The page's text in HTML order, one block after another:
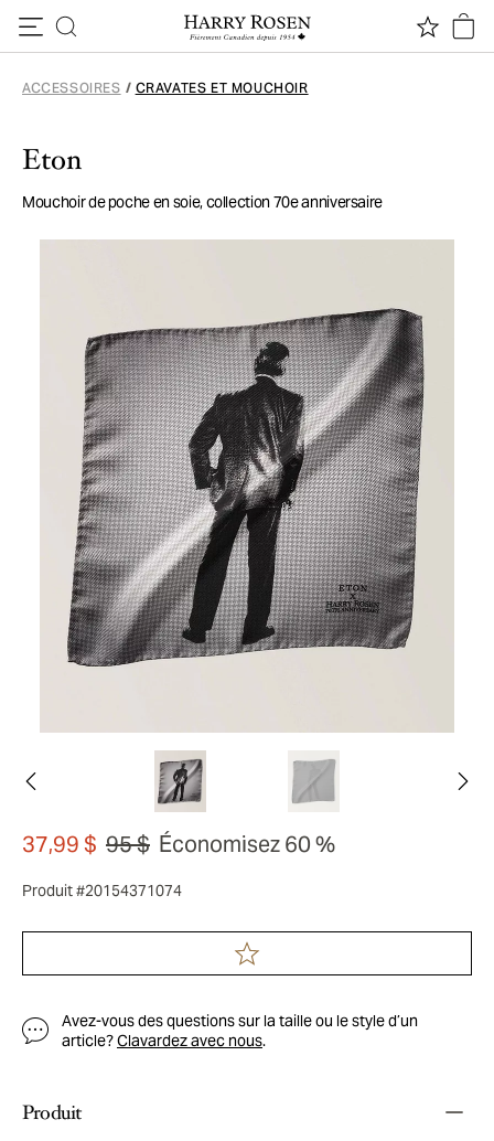
ACCESSOIRES / CRAVATES ET MOUCHOIR
Eton
Mouchoir de poche en soie, collection 70e anniversaire
37,99 $ 95 $ Économisez 60 %
Produit #20154371074
Avez-vous des questions sur la taille ou le style d’un
article?Clavardez avec nous.
Produit